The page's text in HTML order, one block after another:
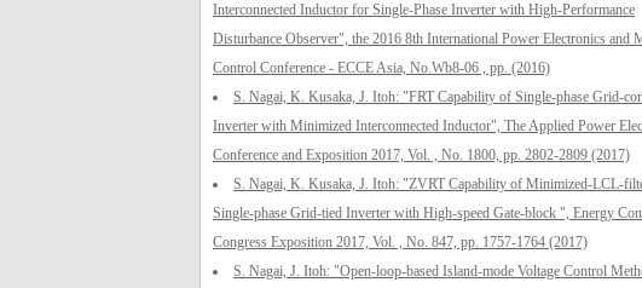
Interconnected Inductor for Single-Phase Inverter with High-Performance
Disturbance Observer", the 2016 8th International Power Electronics and
Control Conference - ECCE Asia, No.Wb8-06 , pp. (2016)
S. Nagai, K. Kusaka, J. Itoh: "FRT Capability of Single-phase Grid-
Inverter with Minimized Interconnected Inductor", The Applied Power
Conference and Exposition 2017, Vol. , No. 1800, pp. 2802-2809 (2017)
S. Nagai, K. Kusaka, J. Itoh: "ZVRT Capability of Minimized-LCL-
Single-phase Grid-tied Inverter with High-speed Gate-block ", Energy
Congress Exposition 2017, Vol. , No. 847, pp. 1757-1764 (2017)
S. Nagai, J. Itoh: "Open-loop-based Island-mode Voltage Control